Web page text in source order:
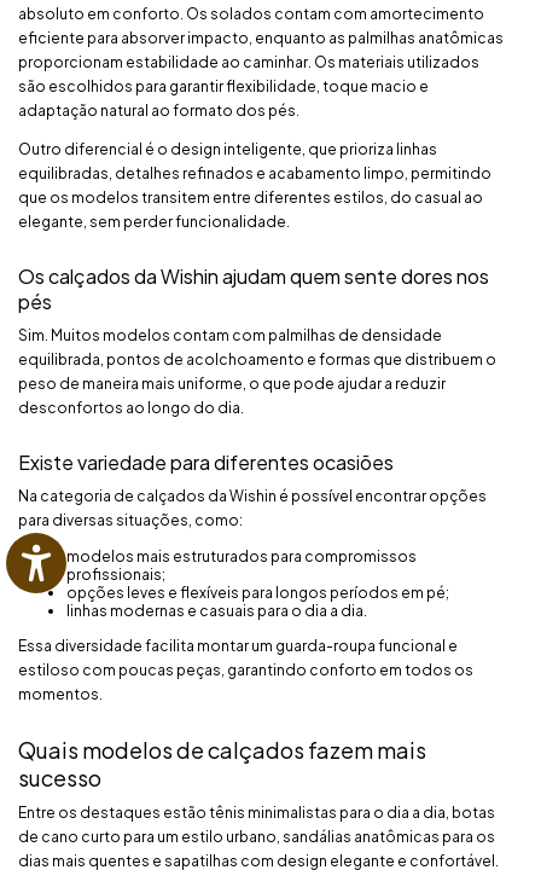
absoluto em conforto. Os solados contam com amortecimento
eficiente para absorver impacto, enquanto as palmilhas anatômicas
proporcionam estabilidade ao caminhar. Os materiais utilizados
são escolhidos para garantir flexibilidade, toque macio e
adaptação natural ao formato dos pés.
Outro diferencial é o design inteligente, que prioriza linhas
equilibradas, detalhes refinados e acabamento limpo, permitindo
que os modelos transitem entre diferentes estilos, do casual ao
elegante, sem perder funcionalidade.
Os calçados da Wishin ajudam quem sente dores nos
pés
Sim. Muitos modelos contam com palmilhas de densidade
equilibrada, pontos de acolchoamento e formas que distribuem o
peso de maneira mais uniforme, o que pode ajudar a reduzir
desconfortos ao longo do dia.
Existe variedade para diferentes ocasiões
Na categoria de calçados da Wishin é possível encontrar opções
para diversas situações, como:
modelos mais estruturados para compromissos
profissionais;
opções leves e flexíveis para longos períodos em pé;
linhas modernas e casuais para o dia a dia.
Essa diversidade facilita montar um guarda-roupa funcional e
estiloso com poucas peças, garantindo conforto em todos os
momentos.
Quais modelos de calçados fazem mais
sucesso
Entre os destaques estão tênis minimalistas para o dia a dia, botas
de cano curto para um estilo urbano, sandálias anatômicas para os
dias mais quentes e sapatilhas com design elegante e confortável.